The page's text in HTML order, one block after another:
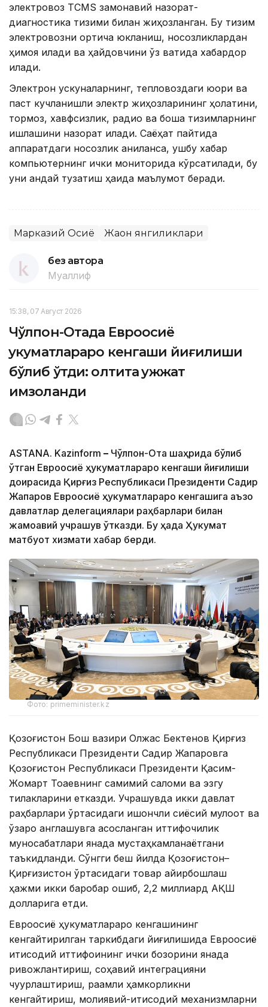
электровоз TCMS замонавий назорат-
диагностика тизими билан жиҳозланган. Бу тизим
электровозни ортиқча юкланиш, носозликлардан
ҳимоя қилади ва ҳайдовчини ўз вақтида хабардор
қилади.
Электрон ускуналарнинг, тепловоздаги юқори ва
паст кучланишли электр жиҳозларининг ҳолатини,
тормоз, хавфсизлик, радио ва бошқа тизимларнинг
ишлашини назорат қилади. Саёҳат пайтида
аппаратдаги носозлик аниқланса, ушбу хабар
компьютернинг ички мониторида кўрсатилади, бу
уни қандай тузатиш ҳақида маълумот беради.
Марказий Осиё Жаҳон янгиликлари
без автора
Муаллиф
15:38, 07 Август 2026
Чўлпон-Отада Евроосиё
ҳукуматлараро кенгаши йиғилиши
бўлиб ўтди: олтита ҳужжат
имзоланди
ASTANA. Kazinform – Чўлпон-Ота шаҳрида бўлиб
ўтган Евроосиё ҳукуматлараро кенгаши йиғилиши
доирасида Қирғиз Республикаси Президенти Садир
Жапаров Евроосиё ҳукуматлараро кенгашига аъзо
давлатлар делегациялари раҳбарлари билан
жамоавий учрашув ўтказди. Бу ҳақда Ҳукумат
матбуот хизмати хабар берди.
Фото: primeminister.kz
Қозоғистон Бош вазири Олжас Бектенов Қирғиз
Республикаси Президенти Садир Жапаровга
Қозоғистон Республикаси Президенти Қасим-
Жомарт Тоқаевнинг самимий саломи ва эзгу
тилакларини етказди. Учрашувда икки давлат
раҳбарлари ўртасидаги ишончли сиёсий мулоқот ва
ўзаро англашувга асосланган иттифоқчилик
муносабатлари янада мустаҳкамланаётгани
таъкидланди. Сўнгги беш йилда Қозоғистон–
Қирғизистон ўртасидаги товар айирбошлаш
ҳажми икки баробар ошиб, 2,2 миллиард АҚШ
долларига етди.
Евроосиё ҳукуматлараро кенгашининг
кенгайтирилган таркибдаги йиғилишида Евроосиё
иқтисодий иттифоқининг ички бозорини янада
ривожлантириш, соҳавий интеграцияни
чуқурлаштириш, рақамли ҳамкорликни
кенгайтириш, молиявий-иқтисодий механизмларни